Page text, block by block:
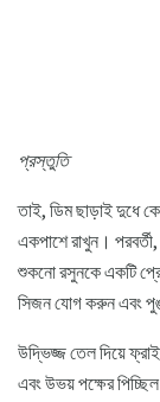
প্রস্তুতি
তাই, ডিম ছাড়াই দুধে
একপাশে রাখুন।
শুকনো রসুনকে একটি
সিজন যোগ করুন এবং
উদ্ভিজ্জ তেল দিয়ে
এবং উভয় পক্ষের